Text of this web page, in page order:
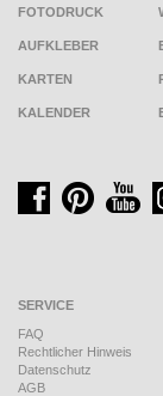
FOTODRUCK
AUFKLEBER
KARTEN
KALENDER
SERVICE
FAQ
Rechtlicher Hinweis
Datenschutz
AGB